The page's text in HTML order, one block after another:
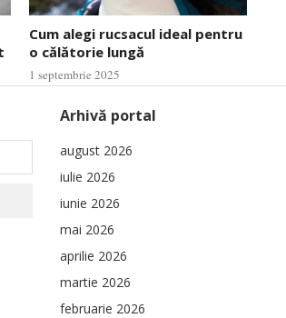
Cum alegi rucsacul ideal pentru
o călătorie lungă
1 septembrie 2025
Arhivă portal
august 2026
iulie 2026
iunie 2026
mai 2026
aprilie 2026
martie 2026
februarie 2026